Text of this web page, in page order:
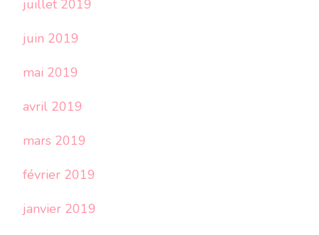
juillet 2019
juin 2019
mai 2019
avril 2019
mars 2019
février 2019
janvier 2019